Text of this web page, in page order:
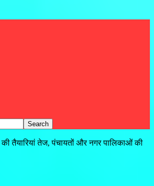
की तैयारियां तेज, पंचायतों और नगर पालिकाओं की